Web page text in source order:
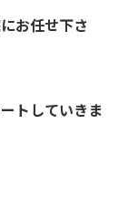
お任せ下さ
トしていきま